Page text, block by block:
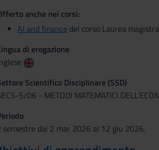
anche nei corsi:
AI and finance del corso Laurea
di erogazione
Scientifico Disciplinare (SSD)
S/06 - METODI MATEMATICI
semestre dal 2 mar 2026 al 12 giu 2026.